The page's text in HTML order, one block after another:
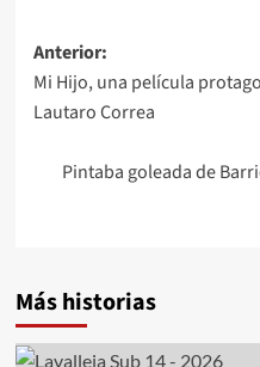
Navegación
de
entradas
Anterior:
Mi Hijo, una película
Lautaro Correa
Pintaba goleada de
Más historias